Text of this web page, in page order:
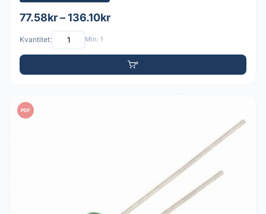
77.58kr – 136.10kr
Kvantitet: Min: 1
PDF